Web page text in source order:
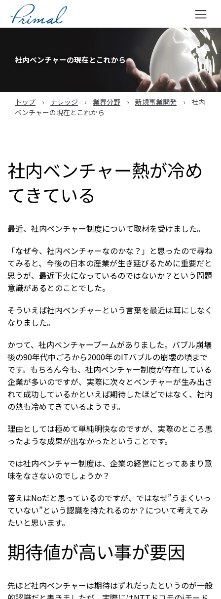
へ
社内ベンチャーの現在とこれから
トップ › ナレッジ › 業界分野 › 新規事業開発 ›
社内
ベンチャーの現在とこれから
社内ベンチャー熱が冷め
てきている
最近、社内ベンチャー制度について取材を受けました。
「なぜ今、社内ベンチャーなのかな？」と思ったので尋ね
てみると、今後の日本の産業が生き延びるために重要だと
思うが、最近下火になっているのではないか？という問題
意識があるとのことでした。
そういえば社内ベンチャーという言葉を最近は耳にしなく
なりました。
かつて、社内ベンチャーブームがありました。バブル崩壊
後の90年代中ごろから2000年のITバブルの崩壊の頃まで
です。もちろん今も、社内ベンチャー制度が存在している
企業が多いのですが、実際に次々とベンチャーが生み出さ
れて成功しているかといえば期待したほどではなく、社内
の熱も冷めてきているようです。
理由としては極めて単純明快なのですが、実際のところ思
ったような成果が出なかったということです。
では社内ベンチャー制度は、企業の経営にとってあまり意
味をなさないのでしょうか？
答えはNoだと思っているのですが、ではなぜ”うまくいっ
ていない”という認識を持たれるのか？について考えてみ
たいと思います。
期待値が高い事が要因
先ほど社内ベンチャーは期待はずれだったというのが一般